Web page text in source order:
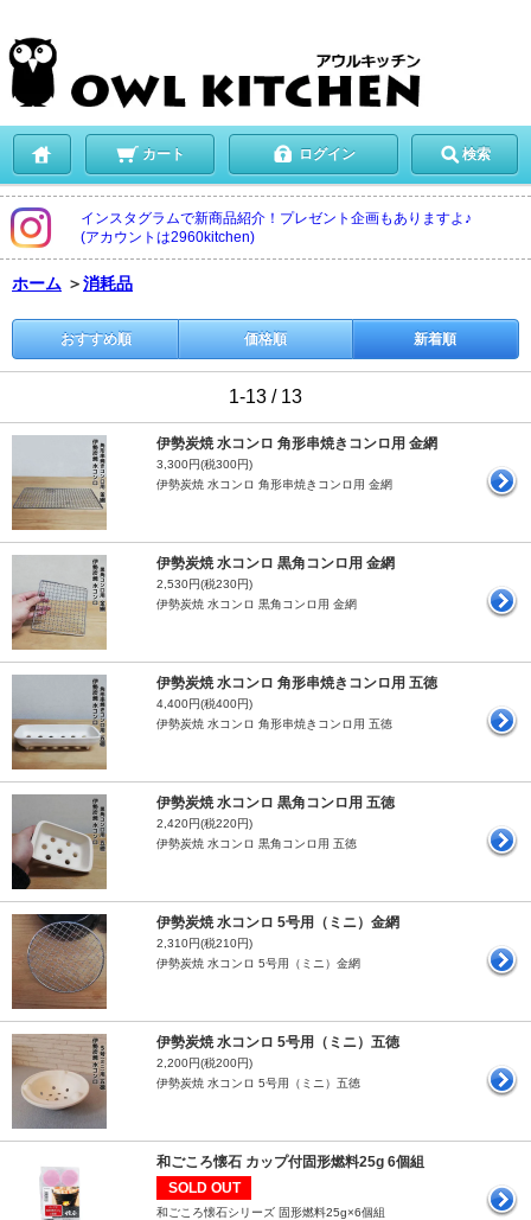
カート ログイン 検索
インスタグラムで新商品紹介！プレゼント企画もありますよ♪
(アカウントは2960kitchen)
ホーム ＞消耗品
おすすめ順 価格順 新着順
1-13 / 13
伊勢炭焼 水コンロ 角形串焼きコンロ用 金網
3,300円(税300円)
伊勢炭焼 水コンロ 角形串焼きコンロ用 金網
伊勢炭焼 水コンロ 黒角コンロ用 金網
2,530円(税230円)
伊勢炭焼 水コンロ 黒角コンロ用 金網
伊勢炭焼 水コンロ 角形串焼きコンロ用 五徳
4,400円(税400円)
伊勢炭焼 水コンロ 角形串焼きコンロ用 五徳
伊勢炭焼 水コンロ 黒角コンロ用 五徳
2,420円(税220円)
伊勢炭焼 水コンロ 黒角コンロ用 五徳
伊勢炭焼 水コンロ 5号用（ミニ）金網
2,310円(税210円)
伊勢炭焼 水コンロ 5号用（ミニ）金網
伊勢炭焼 水コンロ 5号用（ミニ）五徳
2,200円(税200円)
伊勢炭焼 水コンロ 5号用（ミニ）五徳
和ごころ懐石 カップ付固形燃料25g 6個組
SOLD OUT
和ごころ懐石シリーズ 固形燃料25g×6個組